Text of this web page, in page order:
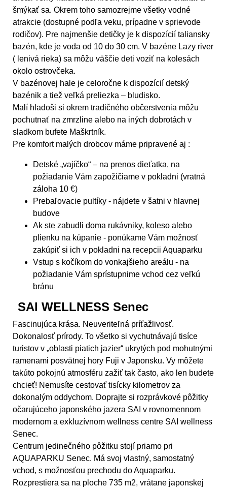
šmýkať sa. Okrem toho samozrejme všetky vodné
atrakcie (dostupné podľa veku, prípadne v sprievode
rodičov). Pre najmenšie detičky je k dispozícií taliansky
bazén, kde je voda od 10 do 30 cm. V bazéne Lazy river
( lenivá rieka) sa môžu väščie deti voziť na kolesách
okolo ostrovčeka.
V bazénovej hale je celoročne k dispozícií detský
bazénik a tiež veľká preliezka – bludisko.
Malí hladoši si okrem tradičného občerstvenia môžu
pochutnať na zmrzline alebo na iných dobrotách v
sladkom bufete Maškrtník.
Pre komfort malých drobcov máme pripravené aj :
Detské „vajíčko“ – na prenos dieťatka, na
požiadanie Vám zapožičiame v pokladni (vratná
záloha 10 €)
Prebaľovacie pultíky - nájdete v šatni v hlavnej
budove
Ak ste zabudli doma rukávniky, koleso alebo
plienku na kúpanie - ponúkame Vám možnosť
zakúpiť si ich v pokladni na recepcii Aquaparku
Vstup s kočíkom do vonkajšieho areálu - na
požiadanie Vám sprístupnime vchod cez veľkú
bránu
SAI WELLNESS Senec
Fascinujúca krása. Neuveriteľná príťažlivosť.
Dokonalosť prírody. To všetko si vychutnávajú tisíce
turistov v „oblasti piatich jazier“ ukrytých pod mohutnými
ramenami posvätnej hory Fuji v Japonsku. Vy môžete
takúto pokojnú atmosféru zažiť tak často, ako len budete
chcieť! Nemusíte cestovať tisícky kilometrov za
dokonalým oddychom. Doprajte si rozprávkové pôžitky
očarujúceho japonského jazera SAI v rovnomennom
modernom a exkluzívnom wellness centre SAI wellness
Senec.
Centrum jedinečného pôžitku stojí priamo pri
AQUAPARKU Senec. Má svoj vlastný, samostatný
vchod, s možnosťou prechodu do Aquaparku.
Rozprestiera sa na ploche 735 m2, vrátane japonskej